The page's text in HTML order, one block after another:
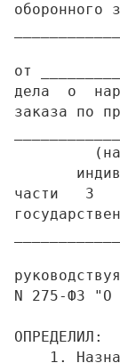
оборонного
от
дела  о
заказа по
части   3
N 275-ФЗ "О
ОПРЕДЕЛИЛ:
1.